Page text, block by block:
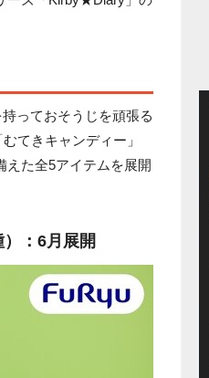
っておそうじを頑張る
てきキャンディー」
えた全5アイテムを展開
：6月展開